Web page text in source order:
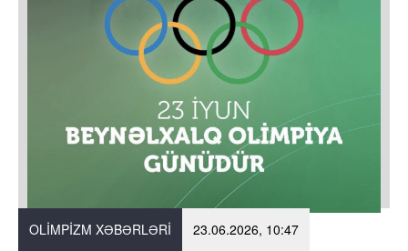
OLIMPIZM XƏBƏRLƏRI 23.06.2026, 10:47